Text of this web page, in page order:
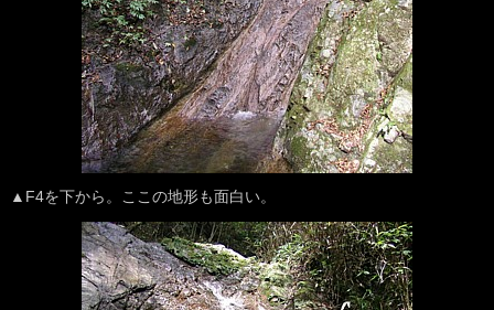
▲F4を下から。ここの地形も面白い。